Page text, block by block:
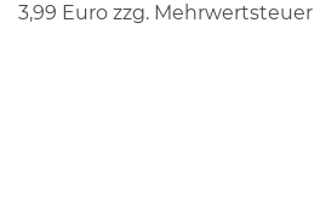
3,99 Euro zzg. Mehrwertsteuer